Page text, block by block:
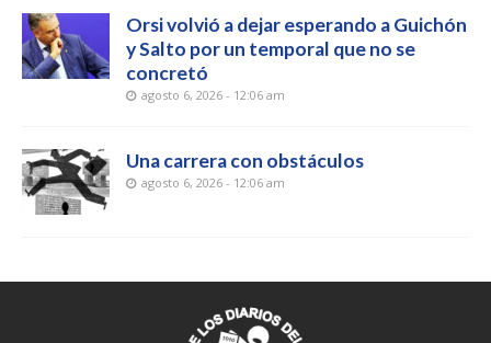
Orsi volvió a dejar esperando a Guichón
y Salto por un temporal que no se
concretó
agosto 6, 2026 - 12:06 am
Una carrera con obstáculos
agosto 6, 2026 - 12:06 am